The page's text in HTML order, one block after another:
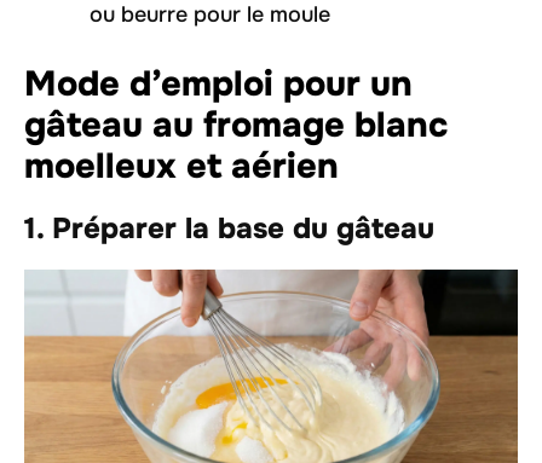
ou beurre pour le moule
Mode d’emploi pour un
gâteau au fromage blanc
moelleux et aérien
1. Préparer la base du gâteau